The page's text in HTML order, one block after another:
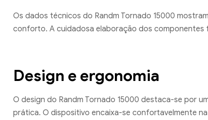
Os dados técnicos do Randm Tornado 15000
conforto. A cuidadosa elaboração dos componentes
Design e ergonomia
O design do Randm Tornado 15000 destaca-se por
prática. O dispositivo encaixa-se confortavelmente